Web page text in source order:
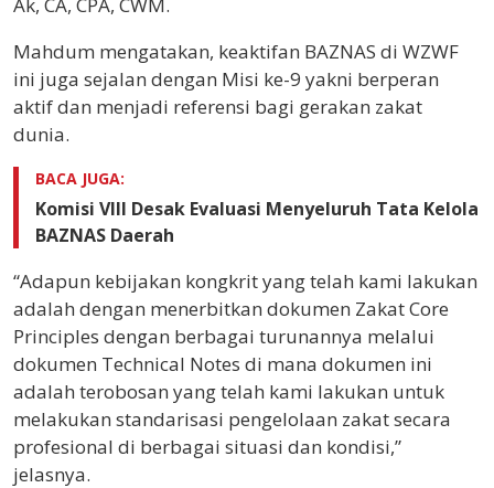
Mahdum mengatakan, keaktifan BAZNAS di WZWF
ini juga sejalan dengan Misi ke-9 yakni berperan
aktif dan menjadi referensi bagi gerakan zakat
dunia.
BACA JUGA:
Komisi VIII Desak Evaluasi Menyeluruh Tata Kelola
BAZNAS Daerah
“Adapun kebijakan kongkrit yang telah kami lakukan
adalah dengan menerbitkan dokumen Zakat Core
Principles dengan berbagai turunannya melalui
dokumen Technical Notes di mana dokumen ini
adalah terobosan yang telah kami lakukan untuk
melakukan standarisasi pengelolaan zakat secara
profesional di berbagai situasi dan kondisi,”
jelasnya.